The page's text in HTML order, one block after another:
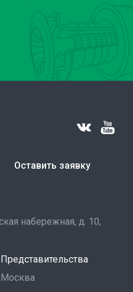
Оставить заявку
набережная, д. 10,
Представительства
Москва